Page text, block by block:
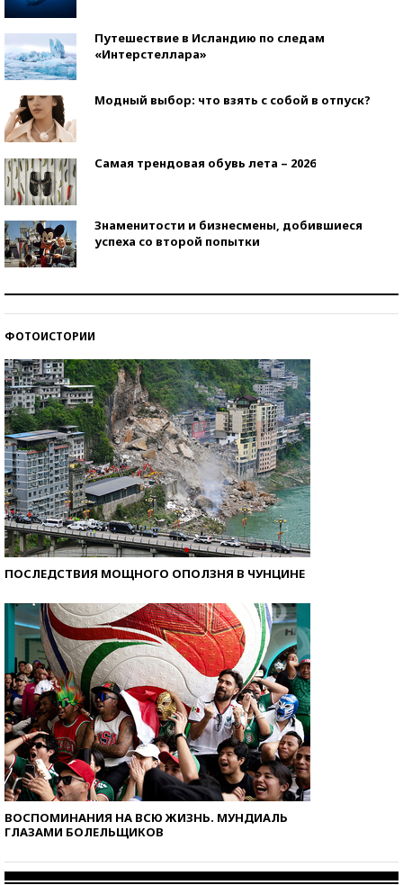
Путешествие в Исландию по следам
«Интерстеллара»
Модный выбор: что взять с собой в отпуск?
Самая трендовая обувь лета – 2026
Знаменитости и бизнесмены, добившиеся
успеха со второй попытки
ФОТОИСТОРИИ
ПОСЛЕДСТВИЯ МОЩНОГО ОПОЛЗНЯ В ЧУНЦИНЕ
ВОСПОМИНАНИЯ НА ВСЮ ЖИЗНЬ. МУНДИАЛЬ
ГЛАЗАМИ БОЛЕЛЬЩИКОВ